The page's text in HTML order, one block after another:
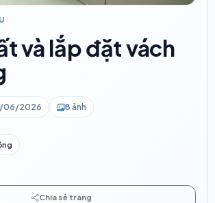
và lắp đặt vách
06/2026 8 ảnh
Chia sẻ trang